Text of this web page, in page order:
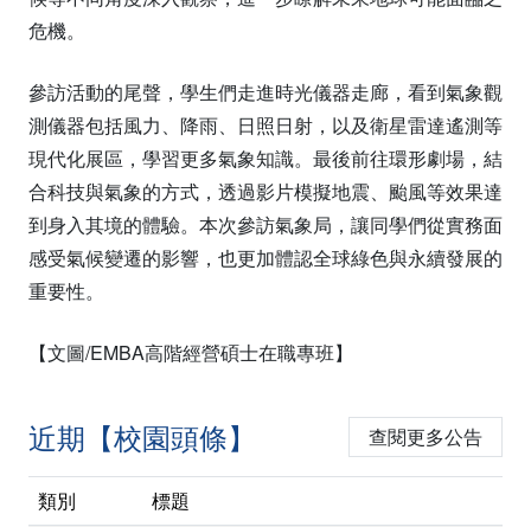
危機。
參訪活動的尾聲，學生們走進時光儀器走廊，看到氣象觀
測儀器包括風力、降雨、日照日射，以及衛星雷達遙測等
現代化展區，學習更多氣象知識。最後前往環形劇場，結
合科技與氣象的方式，透過影片模擬地震、颱風等效果達
到身入其境的體驗。本次參訪氣象局，讓同學們從實務面
感受氣候變遷的影響，也更加體認全球綠色與永續發展的
重要性。
【文圖/EMBA高階經營碩士在職專班】
近期【校園頭條】 查閱更多公告
類別
標題